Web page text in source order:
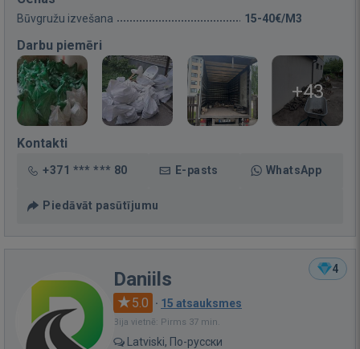
Būvgružu izvešana 15-40€/M3
Darbu piemēri
+43
Kontakti
+371 *** *** 80 E-pasts WhatsApp
Piedāvāt pasūtījumu
4
Daniils
5.0 · 15 atsauksmes
Bija vietnē: Pirms 37 min.
Latviski, По-русски